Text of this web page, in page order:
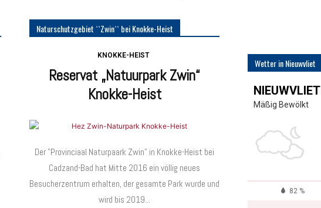
Naturschutzgebiet ``Zwin`` bei Knokke-Heist
KNOKKE-HEIST
Reservat „Natuurpark Zwin“
Knokke-Heist
Der "Provinciaal Naturpaark Zwin" in Knokke-Heist bei
Cadzand-Bad hat Mitte 2016 ein völlig neues
Besucherzentrum erhalten, der gesamte Park wurde und
wird bis 2019...
Wetter in Nieuwvliet
NIEUWVLIET
Mäßig Bewölkt
82 %